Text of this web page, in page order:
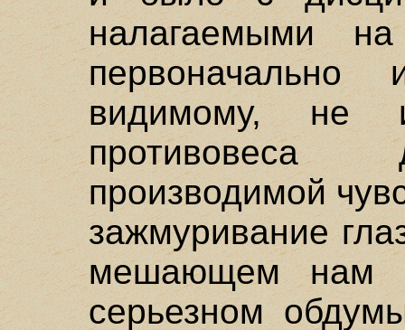
налагаемыми
видимому, не
противовеса
производимой
зажмуривание
мешающем нам
серьезном